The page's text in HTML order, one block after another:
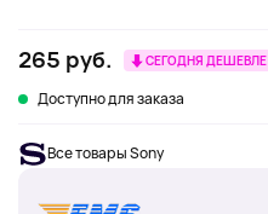
265 руб. СЕГОДНЯ ДЕШЕВЛЕ
Доступно для заказа
Все товары Sony